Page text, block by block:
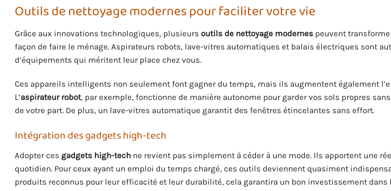
Outils de nettoyage modernes pour faciliter votre vie
Grâce aux innovations technologiques, plusieurs outils de nettoyage modernes peuvent
façon de faire le ménage. Aspirateurs robots, lave-vitres automatiques et balais électriques sont
d’équipements qui méritent leur place chez vous.
Ces appareils intelligents non seulement font gagner du temps, mais ils augmentent également
L’aspirateur robot, par exemple, fonctionne de manière autonome pour garder vos sols propres
de votre part. De plus, un lave-vitres automatique garantit des fenêtres étincelantes sans effort.
Intégration des gadgets high-tech
Adopter ces gadgets high-tech ne revient pas simplement à céder à une mode. Ils apportent une
quotidien. Pour ceux ayant un emploi du temps chargé, ces outils deviennent quasiment
produits reconnus pour leur efficacité et leur durabilité, cela garantira un bon investissement dans